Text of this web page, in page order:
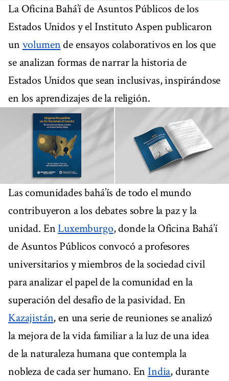
La Oficina Bahá’í de Asuntos Públicos de los
Estados Unidos y el Instituto Aspen publicaron
un volumende ensayos colaborativos en los que
se analizan formas de narrar la historia de
Estados Unidos que sean inclusivas, inspirándose
en los aprendizajes de la religión.
Las comunidades bahá’ís de todo el mundo
contribuyeron a los debates sobre la paz y la
unidad. EnLuxemburgo, donde la Oficina Bahá’í
de Asuntos Públicos convocó a profesores
universitarios y miembros de la sociedad civil
para analizar el papel de la comunidad en la
superación del desafío de la pasividad. En
Kazajistán, en una serie de reuniones se analizó
la mejora de la vida familiar a la luz de una idea
de la naturaleza humana que contempla la
nobleza de cada ser humano. En India, durante